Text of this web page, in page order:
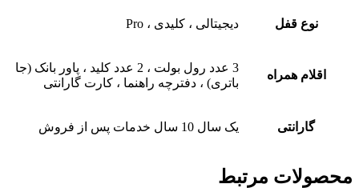
نوع قفل دیجیتالی ، کلیدی ، Pro
اقلام همراه
3 عدد رول بولت ، 2 عدد کلید ، پاور بانک (جا
باتری) ، دفترچه راهنما ، کارت گارانتی
گارانتی یک سال 10 سال خدمات پس از فروش
محصولات مرتبط